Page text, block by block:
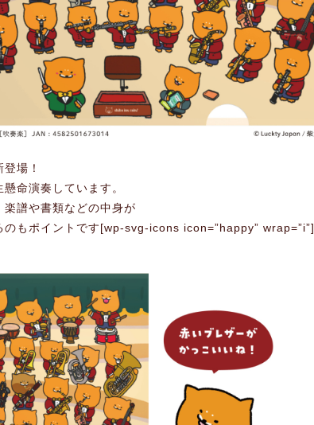
場！
命演奏しています。
譜や書類などの中身が
のもポイントです[wp-svg-icons icon=”happy” wrap=”i”]